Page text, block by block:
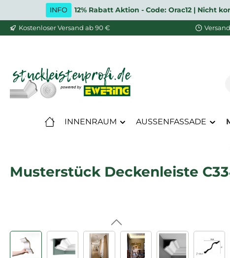
Hauptinhalt springen
Zur Suche springen
Zur Hauptnavigation springen
INFO 12% Rabatt Aktion - Code: Orac12 |
Kostenloser Versand ab 90 €
INNENRAUM AUSSENFASSADE
Musterstück Deckenleiste
Bildergalerie überspringen